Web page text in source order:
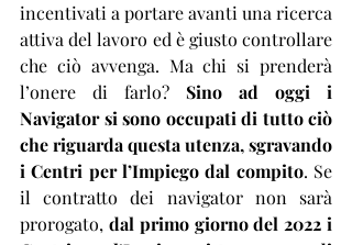
incentivati a portare avanti una ricerca
attiva del lavoro ed è giusto controllare
che ciò avvenga. Ma chi si prenderà
l’onere di farlo? Sino ad oggi i
Navigator si sono occupati di tutto ciò
che riguarda questa utenza, sgravando
i Centri per l’Impiego dal compito. Se
il contratto dei navigator non sarà
prorogato, dal primo giorno del 2022 i